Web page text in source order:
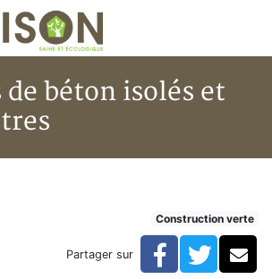
de béton isolés et
béton isolés et carboneutres
de béton isolés et
Construction verte
Partager sur Facebook